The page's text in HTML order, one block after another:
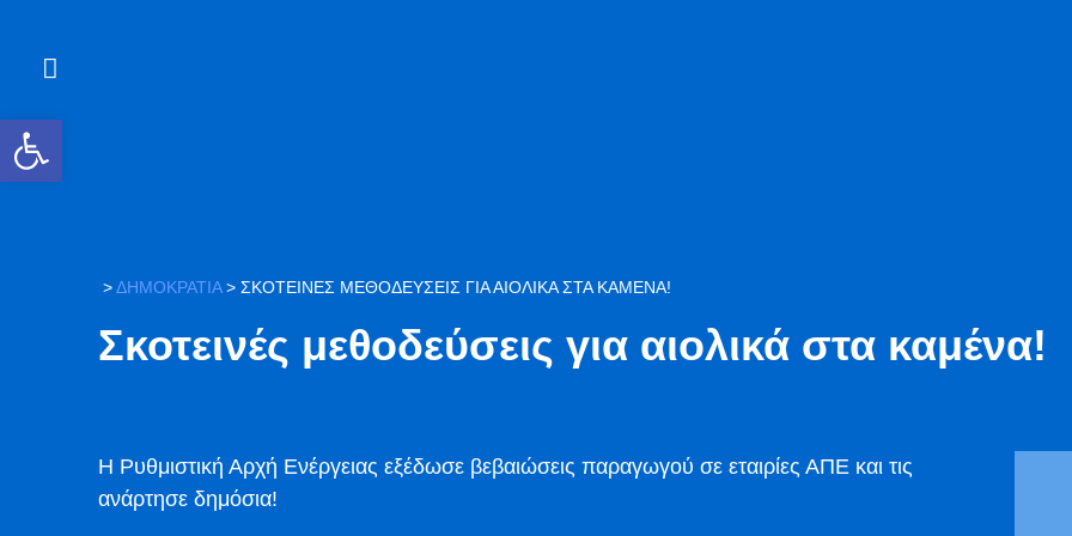
Ανοίξτε τη γραμμή εργαλείων
>ΔΗΜΟΚΡΑΤΙΑ> ΣΚΟΤΕΙΝΈΣ ΜΕΘΟΔΕΎΣΕΙΣ ΓΙΑ ΑΙΟΛΙΚΆ ΣΤΑ ΚΑΜΈΝΑ!
Σκοτεινές μεθοδεύσεις για αιολικά στα καμένα!
Η Ρυθμιστική Αρχή Ενέργειας εξέδωσε βεβαιώσεις παραγωγού σε εταιρίες ΑΠΕ και τις
ανάρτησε δημόσια!